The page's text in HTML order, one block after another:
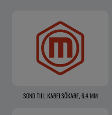
SOND TILL KABELSÖKARE, 6,4 MM